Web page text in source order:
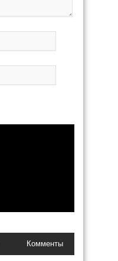
Комменты